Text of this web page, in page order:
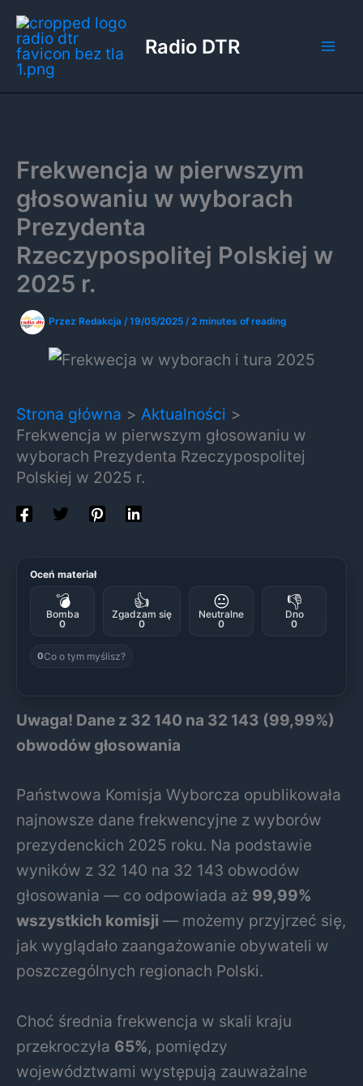
Przejdź
do
treści
Radio DTR
Frekwencja w pierwszym
głosowaniu w wyborach
Prezydenta
Rzeczypospolitej Polskiej w
2025 r.
Przez Redakcja /19/05/2025 /2 minutes of reading
Strona główna
Aktualności
Frekwencja w pierwszym głosowaniu w
wyborach Prezydenta Rzeczypospolitej
Polskiej w 2025 r.
Oceń materiał
💣
Bomba
0
👍
Zgadzam się
0
😐
Neutralne
0
👎
Dno
0
0Co o tym myślisz?
Uwaga! Dane z 32 140 na 32 143 (99,99%)
obwodów głosowania
Państwowa Komisja Wyborcza opublikowała
najnowsze dane frekwencyjne z wyborów
prezydenckich 2025 roku. Na podstawie
wyników z 32 140 na 32 143 obwodów
głosowania — co odpowiada aż 99,99%
wszystkich komisji — możemy przyjrzeć się,
jak wyglądało zaangażowanie obywateli w
poszczególnych regionach Polski.
Choć średnia frekwencja w skali kraju
przekroczyła 65%, pomiędzy
województwami występują zauważalne